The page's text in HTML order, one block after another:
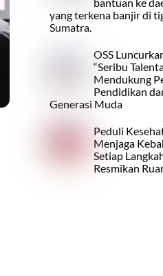
yang terkena banjir di
Sumatra.
OSS
“Seribu
Mendukung
Pendidikan
Generasi Muda
Peduli
Menjaga
Setiap
Resmikan